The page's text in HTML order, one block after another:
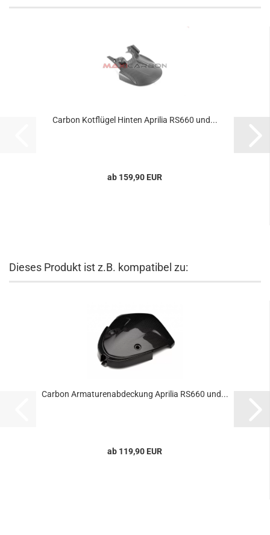
Carbon Kotflügel Hinten Aprilia RS660 und...
ab 159,90 EUR
Dieses Produkt ist z.B. kompatibel zu:
Carbon Armaturenabdeckung Aprilia RS660 und...
ab 119,90 EUR